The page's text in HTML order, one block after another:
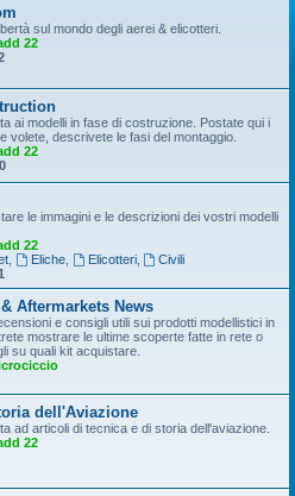
sul mondo degli aerei & elicotteri.
22
ai modelli in fase di costruzione. Postate qui i
volete, descrivete le fasi del montaggio.
22
le immagini e le descrizioni dei vostri modelli
22
, Eliche, Elicotteri,
Civili
Aftermarkets News
e consigli utili sui prodotti modellistici in
mostrare le ultime scoperte fatte in rete o
su quali kit acquistare.
dell'Aviazione
ad articoli di tecnica e di storia dell'aviazione.
22